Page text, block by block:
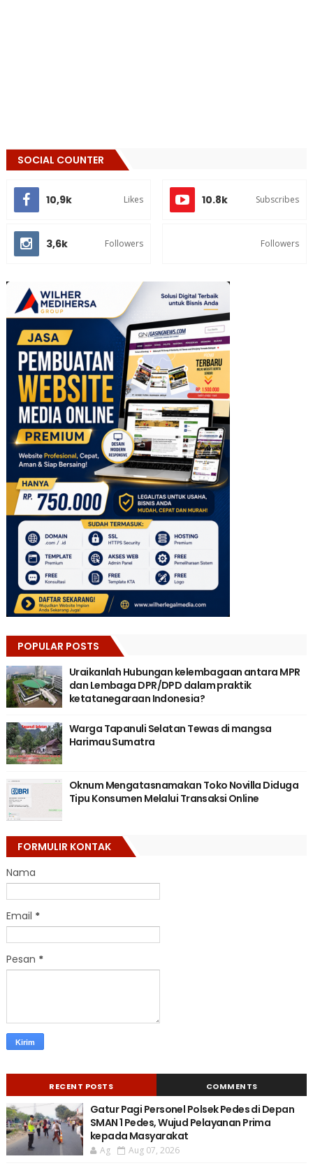
SOCIAL COUNTER
10,9k Likes 10.8k Subscribes
3,6k Followers Followers
POPULAR POSTS
Uraikanlah Hubungan kelembagaan antara MPR
dan Lembaga DPR/DPD dalam praktik
ketatanegaraan Indonesia?
Warga Tapanuli Selatan Tewas di mangsa
Harimau Sumatra
Oknum Mengatasnamakan Toko Novilla Diduga
Tipu Konsumen Melalui Transaksi Online
FORMULIR KONTAK
Nama
Email *
Pesan *
RECENT POSTS COMMENTS
Gatur Pagi Personel Polsek Pedes di Depan
SMAN 1 Pedes, Wujud Pelayanan Prima
kepada Masyarakat
Ag Aug 07, 2026